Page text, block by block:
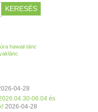
hawaii tánc
04-28
06.04 és
2026-04-28